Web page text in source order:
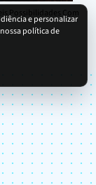
e personalizar
política de
Possibilidades Com